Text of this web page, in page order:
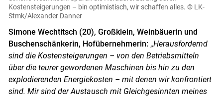
Kostensteigerungen – bin optimistisch, wir schaffen alles. © LK-
Stmk/Alexander Danner
Simone Wechtitsch (20), Großklein, Weinbäuerin und
Buschenschänkerin, Hofübernehmerin: „Herausfordernd
sind die Kostensteigerungen – von den Betriebsmitteln
über die teurer gewordenen Maschinen bis hin zu den
explodierenden Energiekosten – mit denen wir konfrontiert
sind. Mir sind der Austausch mit Gleichgesinnten meines